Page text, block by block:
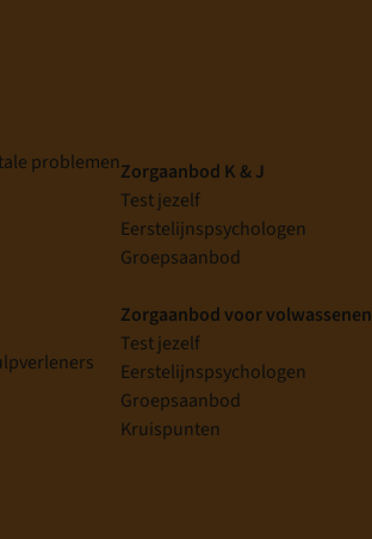
problemenZorgaanbod K & J
Test jezelf
Eerstelijnspsychologen
Groepsaanbod
Zorgaanbod voor volwassenen
Test jezelf
Eerstelijnspsychologen
Groepsaanbod
Kruispunten